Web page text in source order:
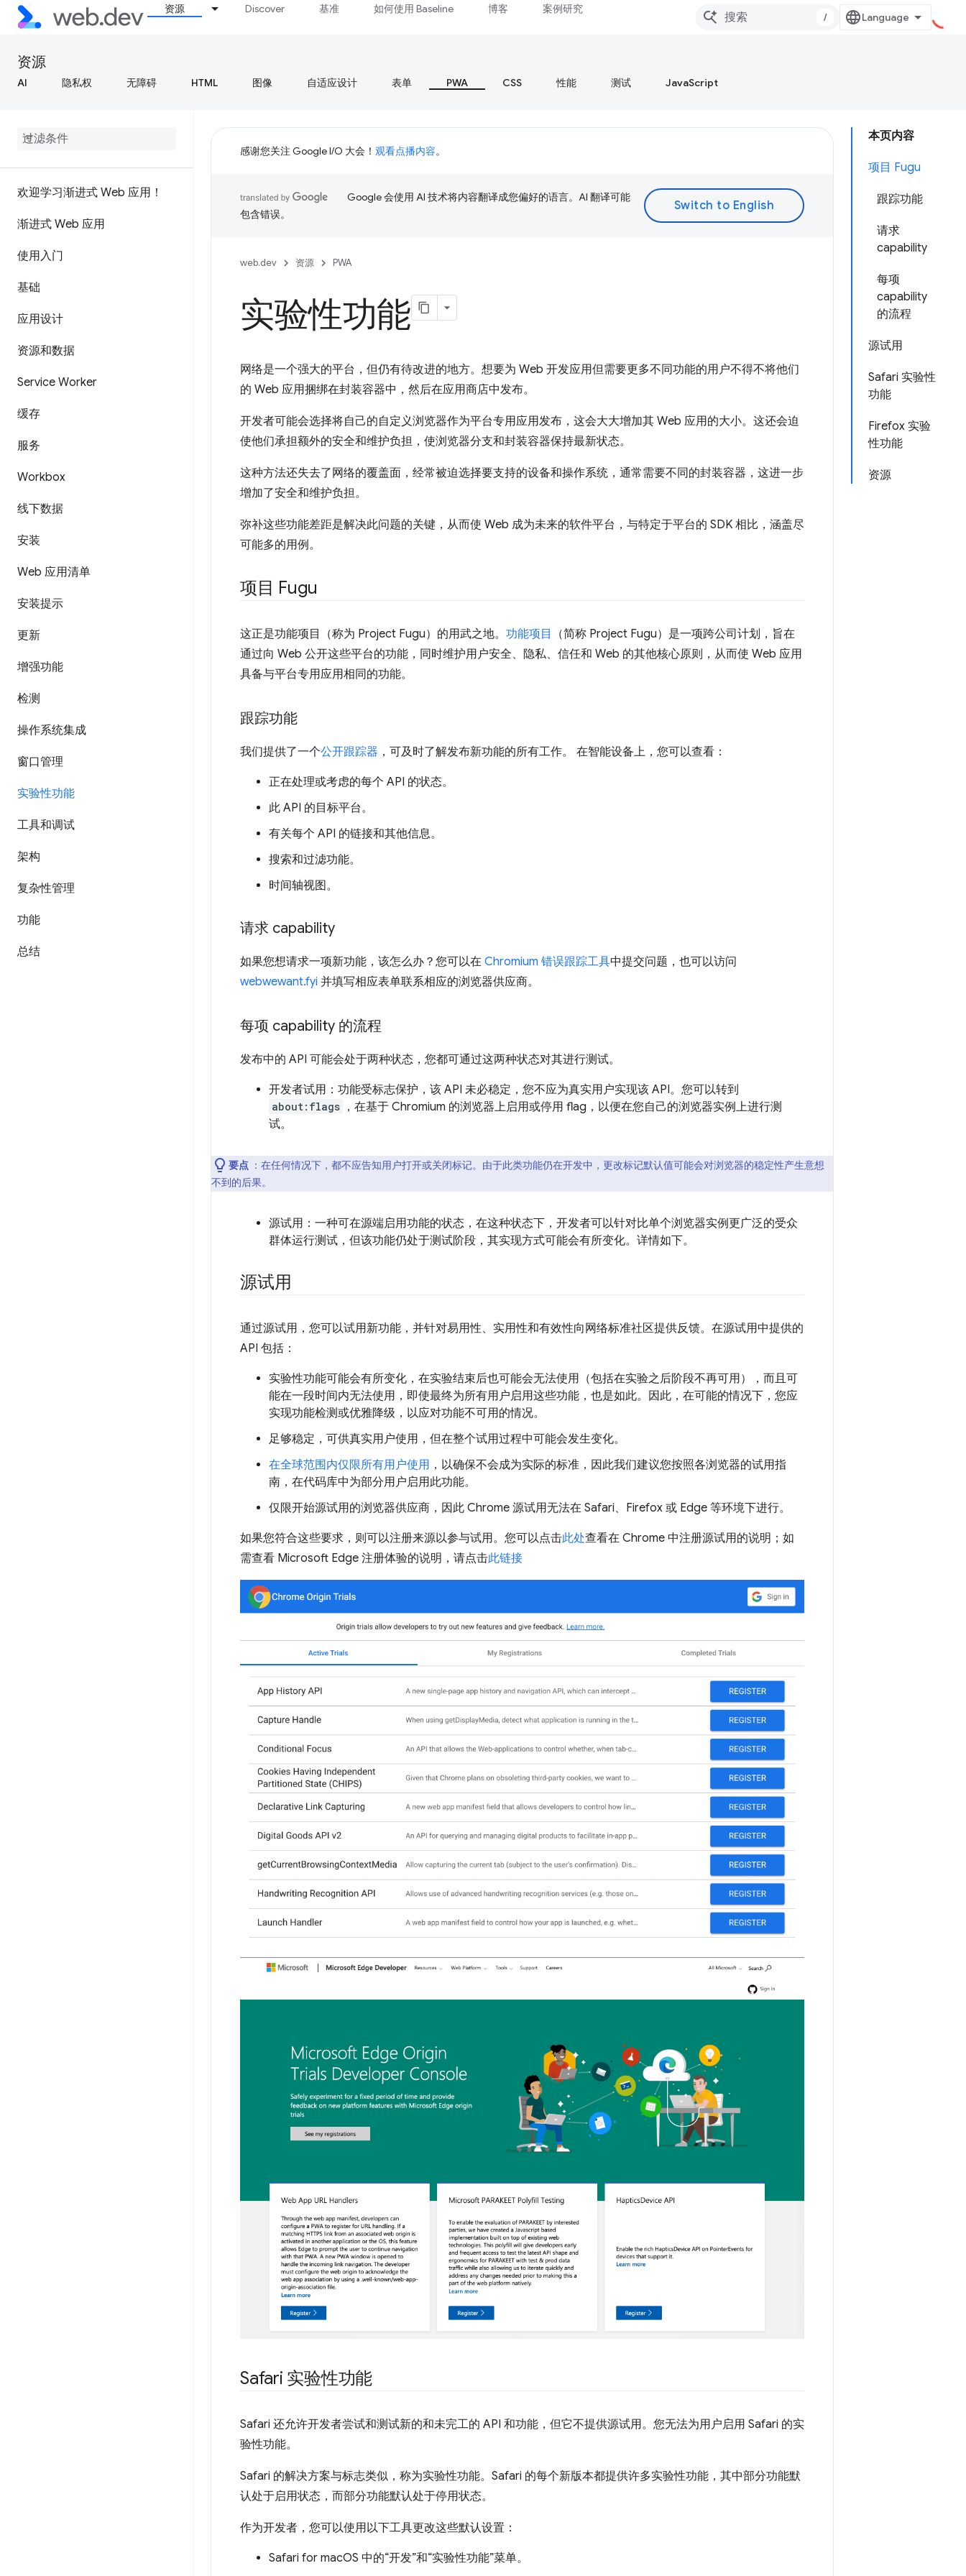
资源 Discover 基准 如何使用 Baseline 博客 案例研究
/
资源
AI 隐私权 无障碍 HTML 图像 自适应设计 表单 PWA CSS 性能 测试 JavaScript
欢迎学习渐进式 Web 应用！
渐进式 Web 应用
使用入门
基础
应用设计
资源和数据
Service Worker
缓存
服务
Workbox
线下数据
安装
Web 应用清单
安装提示
更新
增强功能
检测
操作系统集成
窗口管理
实验性功能
工具和调试
架构
复杂性管理
功能
总结
本页内容
项目 Fugu
跟踪功能
请求
capability
每项
capability
的流程
源试用
Safari 实验性
功能
Firefox 实验
性功能
资源
感谢您关注 Google I/O 大会！ 观看点播内容。
Google 会使用 AI 技术将内容翻译成您偏好的语言。AI 翻译可能
包含错误。
web.dev 资源 PWA
实验性功能
网络是一个强大的平台，但仍有待改进的地方。想要为 Web 开发应用但需要更多不同功能的用户不得不将他们
的 Web 应用捆绑在封装容器中，然后在应用商店中发布。
开发者可能会选择将自己的自定义浏览器作为平台专用应用发布，这会大大增加其 Web 应用的大小。这还会迫
使他们承担额外的安全和维护负担，使浏览器分支和封装容器保持最新状态。
这种方法还失去了网络的覆盖面，经常被迫选择要支持的设备和操作系统，通常需要不同的封装容器，这进一步
增加了安全和维护负担。
弥补这些功能差距是解决此问题的关键，从而使 Web 成为未来的软件平台，与特定于平台的 SDK 相比，涵盖尽
可能多的用例。
项目 Fugu
这正是功能项目（称为 Project Fugu）的用武之地。 功能项目
（简称 Project Fugu）是一项跨公司计划，旨在
通过向 Web 公开这些平台的功能，同时维护用户安全、隐私、信任和 Web 的其他核心原则，从而使 Web 应用
具备与平台专用应用相同的功能。
跟踪功能
我们提供了一个公开跟踪器 ，可及时了解发布新功能的所有工作。 在智能设备上，您可以查看：
正在处理或考虑的每个 API 的状态。
此 API 的目标平台。
有关每个 API 的链接和其他信息。
搜索和过滤功能。
时间轴视图。
请求 capability
如果您想请求一项新功能，该怎么办？您可以在 Chromium 错误跟踪工具中提交问题，也可以访问
webwewant.fyi 并填写相应表单联系相应的浏览器供应商。
每项 capability 的流程
发布中的 API 可能会处于两种状态，您都可通过这两种状态对其进行测试。
开发者试用：功能受标志保护，该 API 未必稳定，您不应为真实用户实现该 API。您可以转到
about:flags ，在基于 Chromium 的浏览器上启用或停用 flag，以便在您自己的浏览器实例上进行测
试。
要点 ：在任何情况下，都不应告知用户打开或关闭标记。由于此类功能仍在开发中，更改标记默认值可能会对浏览器的稳定性产生意想
不到的后果。
源试用：一种可在源端启用功能的状态，在这种状态下，开发者可以针对比单个浏览器实例更广泛的受众
群体运行测试，但该功能仍处于测试阶段，其实现方式可能会有所变化。详情如下。
源试用
通过源试用，您可以试用新功能，并针对易用性、实用性和有效性向网络标准社区提供反馈。在源试用中提供的
API 包括：
实验性功能可能会有所变化，在实验结束后也可能会无法使用（包括在实验之后阶段不再可用），而且可
能在一段时间内无法使用，即使最终为所有用户启用这些功能，也是如此。因此，在可能的情况下，您应
实现功能检测或优雅降级，以应对功能不可用的情况。
足够稳定，可供真实用户使用，但在整个试用过程中可能会发生变化。
在全球范围内仅限所有用户使用 ，以确保不会成为实际的标准，因此我们建议您按照各浏览器的试用指
南，在代码库中为部分用户启用此功能。
仅限开始源试用的浏览器供应商，因此 Chrome 源试用无法在 Safari、Firefox 或 Edge 等环境下进行。
如果您符合这些要求，则可以注册来源以参与试用。您可以点击此处查看在 Chrome 中注册源试用的说明；如
需查看 Microsoft Edge 注册体验的说明，请点击此链接
Safari 实验性功能
Safari 还允许开发者尝试和测试新的和未完工的 API 和功能，但它不提供源试用。您无法为用户启用 Safari 的实
验性功能。
Safari 的解决方案与标志类似，称为实验性功能。Safari 的每个新版本都提供许多实验性功能，其中部分功能默
认处于启用状态，而部分功能默认处于停用状态。
作为开发者，您可以使用以下工具更改这些默认设置：
Safari for macOS 中的“开发”和“实验性功能”菜单。